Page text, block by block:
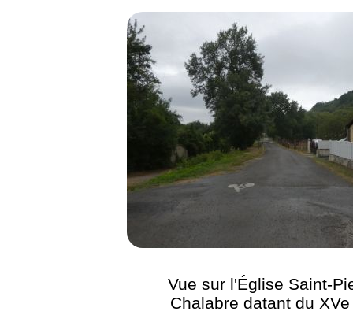
Vue sur l'Église Saint-
Chalabre datant du